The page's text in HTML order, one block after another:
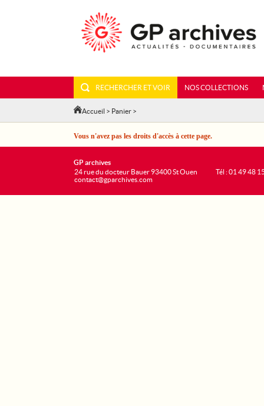
RECHERCHER ET VOIR NOS COLLECTIONS
Accueil > Panier >
Vous n'avez pas les droits d'accès à cette page.
GP archives
24 rue du docteur Bauer 93400 St Ouen
contact@gparchives.com
Tél : 01 49 48